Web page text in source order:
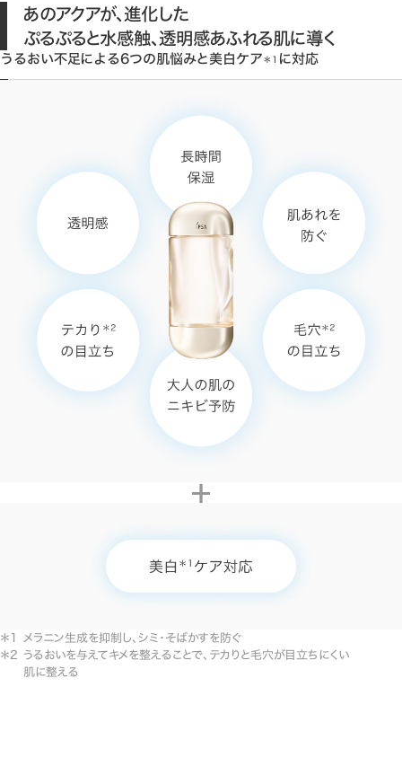
あのアクアが、進化した
ぷるぷると水感触、透明感あふれる肌に導く
うるおい不足による6つの肌悩みと美白ケア ＊1 に対応
メラニン生成を抑制し、シミ・そばかすを防ぐ
うるおいを与えてキメを整えることで、テカりと毛穴が目立ちにくい
肌に整える